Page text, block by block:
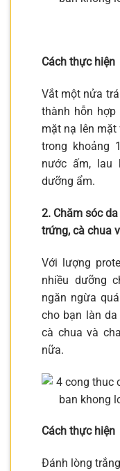
Cách thực hiện
Vắt một nửa
thành hỗn hợp
mặt nạ lên
trong khoảng
nước ấm, lau
dưỡng ẩm.
2. Chăm sóc
trứng, cà chua
Với lượng
nhiều dưỡng
ngăn ngừa
cho bạn làn
cà chua và
nữa.
Cách thực hiện
Đánh lòng